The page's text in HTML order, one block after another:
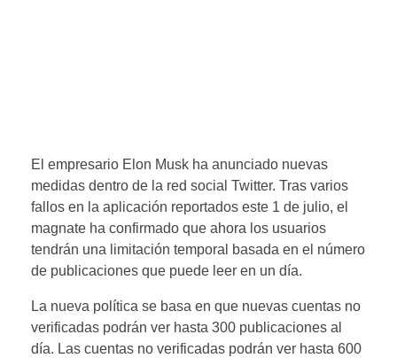
El empresario Elon Musk ha anunciado nuevas
medidas dentro de la red social Twitter. Tras varios
fallos en la aplicación reportados este 1 de julio, el
magnate ha confirmado que ahora los usuarios
tendrán una limitación temporal basada en el número
de publicaciones que puede leer en un día.
La nueva política se basa en que nuevas cuentas no
verificadas podrán ver hasta 300 publicaciones al
día. Las cuentas no verificadas podrán ver hasta 600